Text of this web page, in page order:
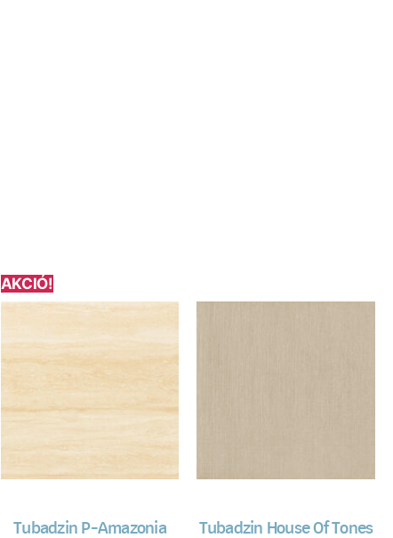
AKCIÓ!
Tubadzin P-Amazonia
Tubadzin House Of Tones